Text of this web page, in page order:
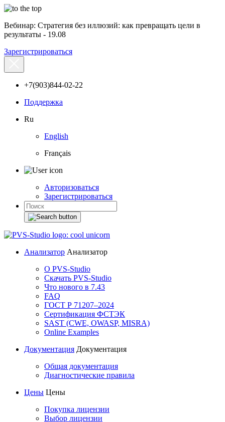
Вебинар: Стратегия без иллюзий: как превращать цели в
результаты - 19.08
Зарегистрироваться
+7(903)844-02-22
Поддержка
Ru
English
Français
Авторизоваться
Зарегистрироваться
Анализатор Анализатор
О PVS-Studio
Скачать PVS-Studio
Что нового в 7.43
FAQ
ГОСТ Р 71207–2024
Сертификация ФСТЭК
SAST (CWE, OWASP, MISRA)
Online Examples
Документация Документация
Общая документация
Диагностические правила
Цены Цены
Покупка лицензии
Выбор лицензии